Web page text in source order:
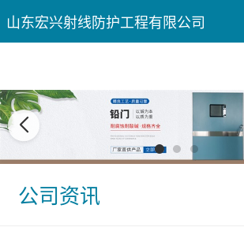
山东宏兴射线防护工程有限公司
公司资讯